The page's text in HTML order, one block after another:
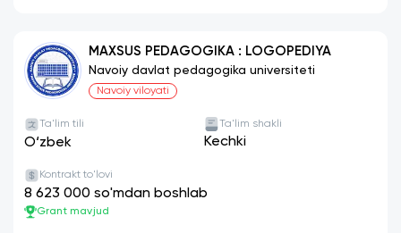
MAXSUS PEDAGOGIKA : LOGOPEDIYA
Navoiy davlat pedagogika universiteti
Navoiy viloyati
Ta'lim tili
O‘zbek
Ta'lim shakli
Kechki
Kontrakt to'lovi
8 623 000 so'mdan boshlab
Grant mavjud